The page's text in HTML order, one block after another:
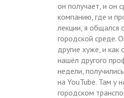
он получает, и он
компанию, где и
лекции, я общался
городской среде.
другие хуже, и как
нашёл другого
недели,
на YouTube. Там у
городском